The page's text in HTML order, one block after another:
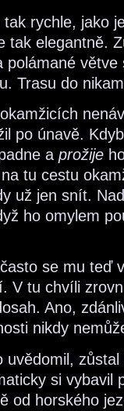
tak rychle, jako
tak elegantně.
polámané
Trasu do
po únavě.
a prožije
tu cestu
už jen snít.
ho omylem
se mu teď
V tu chvíli
Ano,
nikdy
uvědomil,
si vybavil
od horského